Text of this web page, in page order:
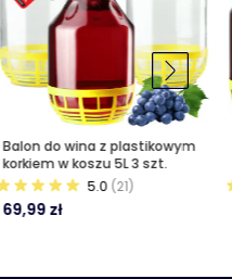
Balon do wina z plastikowym
korkiem w koszu 5L 3 szt.
5.0 (21)
69,99 zł